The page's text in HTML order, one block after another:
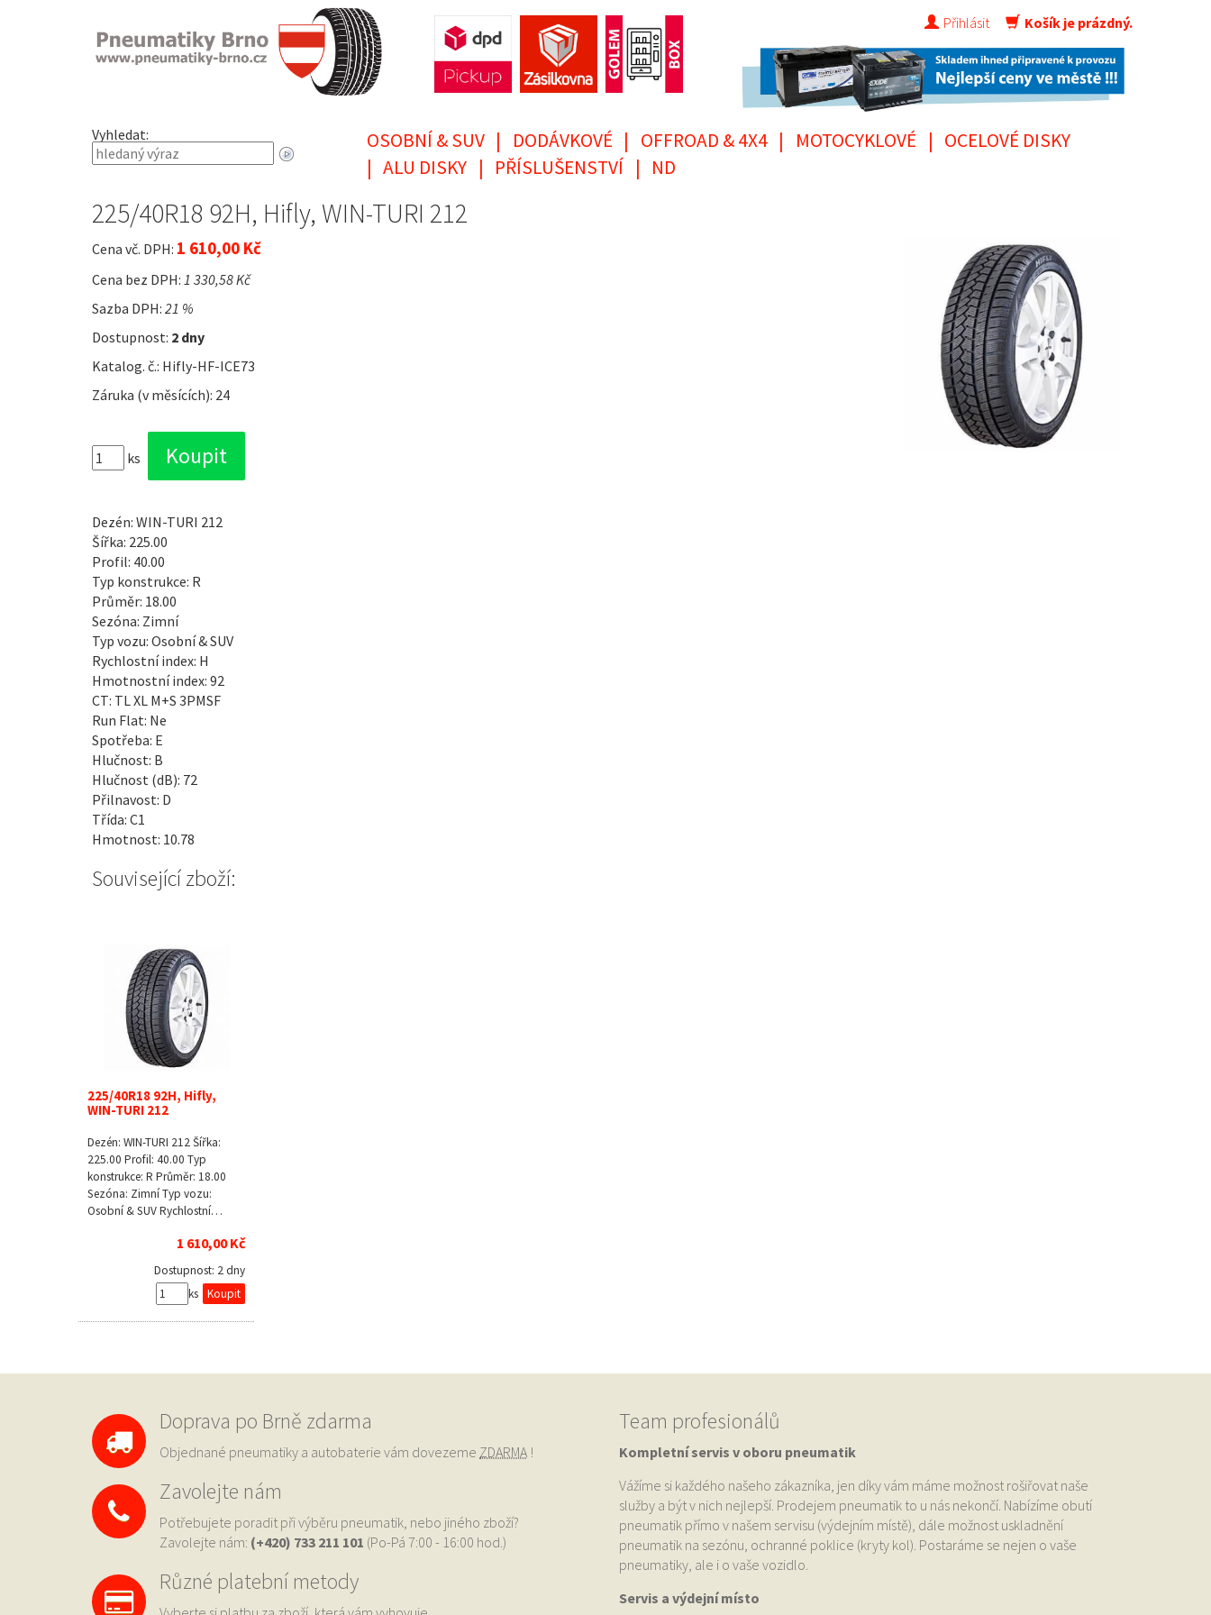
Přihlásit Košík je prázdný.
Vyhledat: OSOBNÍ & SUV | DODÁVKOVÉ | OFFROAD & 4X4 | MOTOCYKLOVÉ | OCELOVÉ DISKY
| ALU DISKY | PŘÍSLUŠENSTVÍ | ND
225/40R18 92H, Hifly, WIN-TURI 212
Cena vč. DPH: 1 610,00 Kč
Cena bez DPH: 1 330,58 Kč
Sazba DPH: 21 %
Dostupnost: 2 dny
Katalog. č.: Hifly-HF-ICE73
Záruka (v měsících): 24
ks
Dezén: WIN-TURI 212
Šířka: 225.00
Profil: 40.00
Typ konstrukce: R
Průměr: 18.00
Sezóna: Zimní
Typ vozu: Osobní & SUV
Rychlostní index: H
Hmotnostní index: 92
CT: TL XL M+S 3PMSF
Run Flat: Ne
Spotřeba: E
Hlučnost: B
Hlučnost (dB): 72
Přilnavost: D
Třída: C1
Hmotnost: 10.78
Související zboží:
225/40R18 92H, Hifly,
WIN-TURI 212
Dezén: WIN-TURI 212 Šířka:
225.00 Profil: 40.00 Typ
konstrukce: R Průměr: 18.00
Sezóna: Zimní Typ vozu:
Osobní & SUV Rychlostní…
1 610,00 Kč
Dostupnost: 2 dny
ks
Doprava po Brně zdarma
Objednané pneumatiky a autobaterie vám dovezeme ZDARMA !
Zavolejte nám
Potřebujete poradit při výběru pneumatik, nebo jiného zboží?
Zavolejte nám: (+420) 733 211 101 (Po-Pá 7:00 - 16:00 hod.)
Různé platební metody
Team profesionálů
Kompletní servis v oboru pneumatik
Vážíme si každého našeho zákazníka, jen díky vám máme možnost rošiřovat naše
služby a být v nich nejlepší. Prodejem pneumatik to u nás nekončí. Nabízíme obutí
pneumatik přímo v našem servisu (výdejním místě), dále možnost uskladnění
pneumatik na sezónu, ochranné poklice (kryty kol). Postaráme se nejen o vaše
pneumatiky, ale i o vaše vozidlo.
Servis a výdejní místo